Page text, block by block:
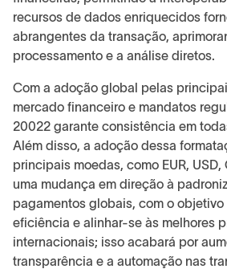
recursos de dados enriquecidos
abrangentes da transação,
processamento e a análise diretos.
Com a adoção global pelas
mercado financeiro e mandatos
20022 garante consistência em
Além disso, a adoção dessa
principais moedas, como EUR, USD,
uma mudança em direção à
pagamentos globais, com o objetivo
eficiência e alinhar-se às melhores
internacionais; isso acabará por
transparência e a automação nas